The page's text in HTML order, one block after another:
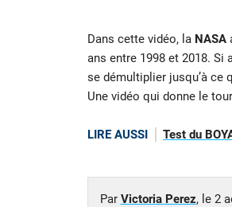
Dans cette vidéo, la NASA
ans entre 1998 et 2018. Si
se démultiplier jusqu’à ce
Une vidéo qui donne le
LIRE AUSSI Test du
Par Victoria Perez, le 2